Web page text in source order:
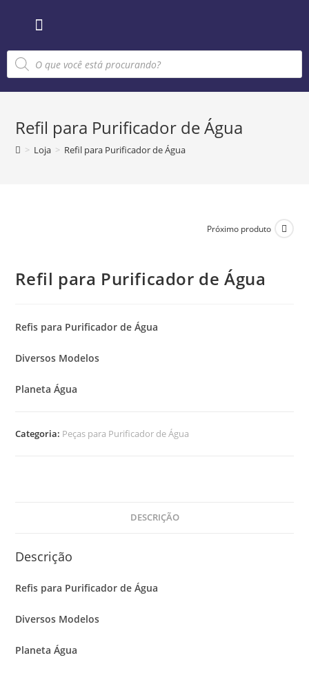
Refil para Purificador de Água
> Loja > Refil para Purificador de Água
Próximo produto
Refil para Purificador de Água
Refis para Purificador de Água
Diversos Modelos
Planeta Água
Categoria: Peças para Purificador de Água
DESCRIÇÃO
Descrição
Refis para Purificador de Água
Diversos Modelos
Planeta Água